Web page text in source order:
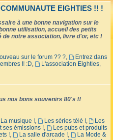
EIGHTIES !! !
à une bonne navigation sur le
utilisation, accueil des petits
notre association, livre d'or, etc !
sur le forum ?? ?,
Entrez dans
!! :D, L'association Eighties,
nos bons souvenirs 80's !!
La musique !, Les séries télé !,
Les
ses émissions !,
Les pubs et produits
!, La salle d'arcade !,
La Mode &